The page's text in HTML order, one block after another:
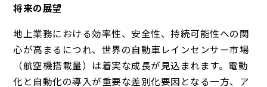
将来の展望
地上業務における効率性、安全性、持続可能性への関
心が高まるにつれ、世界の自動車レインセンサー市場
（航空機搭載量）は着実な成長が見込まれます。電動
化と自動化の導入が重要な差別化要因となる一方、ア